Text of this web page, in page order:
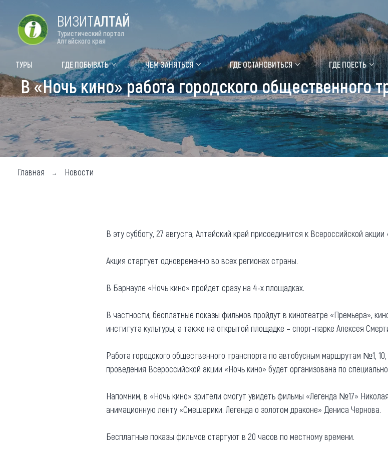
Цветение маральника
Туры Где побывать
Объекты природы
Объекты истории и культуры
Объекты развлечений
Чем
Мой
Карта
Новости
Что привезти (сувениры)
О
Карты
Другие рубрики
Реестр туроператоров
агентств Алтайского края
ВИЗИТАЛТАЙ
Туристический портал
Алтайского края
ТУРЫ ГДЕ ПОБЫВАТЬ ЧЕМ ЗАНЯТЬСЯ ГДЕ ОСТАНОВИТЬСЯ ГДЕ ПОЕСТЬ
В «Ночь кино» работа городского общественного
Главная Новости
В эту субботу, 27 августа, Алтайский край присоединится к Всероссийской акции
Акция стартует одновременно во всех регионах страны.
В Барнауле «Ночь кино» пройдет сразу на 4-х площадках.
В частности, бесплатные показы фильмов пройдут в кинотеатре «Премьера»,
института культуры, а также на открытой площадке – спорт-парке Алексея
Работа городского общественного транспорта по автобусным маршрутам №1,
проведения Всероссийской акции «Ночь кино» будет организована по
Напомним, в «Ночь кино» зрители смогут увидеть фильмы «Легенда №17»
анимационную ленту «Смешарики. Легенда о золотом драконе» Дениса Чернова.
Бесплатные показы фильмов стартуют в 20 часов по местному времени.